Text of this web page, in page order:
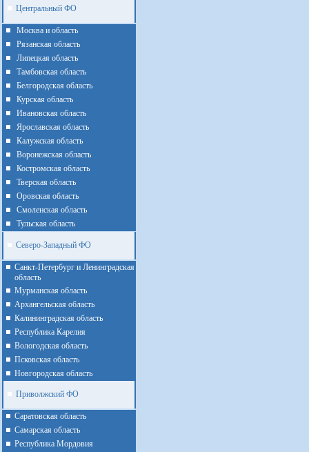
Центральный ФО
Москва и область
Рязанская область
Липецкая область
Тамбовская область
Белгородская область
Курская область
Ивановская область
Ярославская область
Калужская область
Воронежская область
Костромская область
Тверская область
Оровская область
Смоленская область
Тульская область
Северо-Западный ФО
Санкт-Петербург и Ленинградская
область
Мурманская область
Архангельская область
Калининградская область
Республика Карелия
Вологодская область
Псковская область
Новгородская область
Приволжский ФО
Cаратовская область
Cамарская область
Республика Мордовия